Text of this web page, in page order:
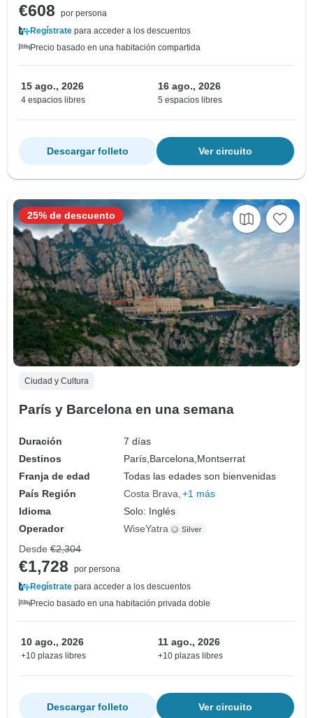
€608
por persona
Regístrate para acceder a los descuentos
Precio basado en una habitación compartida
15 ago., 2026
4 espacios libres
16 ago., 2026
5 espacios libres
Ver circuito
Descargar folleto
Ciudad y Cultura
París y Barcelona en una semana
Duración
7 días
Destinos
París,Barcelona,Montserrat
Franja de edad
Todas las edades son bienvenidas
País Región
Costa Brava +1 más
Idioma
Solo: Inglés
Operador
WiseYatra
25% de descuento
Desde €2,304
€1,728
por persona
Regístrate para acceder a los descuentos
Precio basado en una habitación privada doble
10 ago., 2026
+10 plazas libres
11 ago., 2026
+10 plazas libres
Ver circuito
Descargar folleto